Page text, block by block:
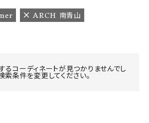
ARCH 南青山
るコーディネートが見つかりませんでし
索条件を変更してください。